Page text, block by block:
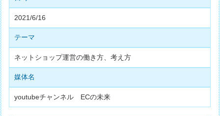
2021/6/16
テーマ
ネットショップ運営の働き方、考え方
媒体名
youtubeチャンネル ECの未来